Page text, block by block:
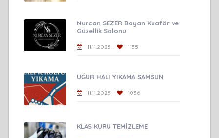
Nurcan SEZER Bayan Kuaför ve
Güzellik Salonu
11.11.2025 1135
UĞUR HALI YIKAMA SAMSUN
11.11.2025 1036
KLAS KURU TEMİZLEME